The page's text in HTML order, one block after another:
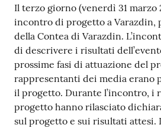
Il terzo giorno (venerdì 31 marzo
incontro di progetto a Varazdin,
della Contea di Varazdin.
di descrivere i risultati
prossime fasi di attuazione del
rappresentanti dei media erano
il progetto. Durante l’incontro, i
progetto hanno rilasciato
sul progetto e sui risultati attesi.